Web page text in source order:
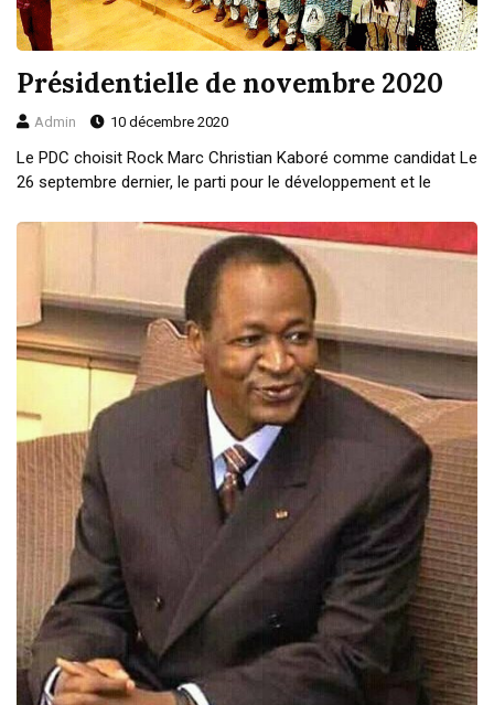
Présidentielle de novembre 2020
Admin 10 décembre 2020
Le PDC choisit Rock Marc Christian Kaboré comme candidat Le
26 septembre dernier, le parti pour le développement et le